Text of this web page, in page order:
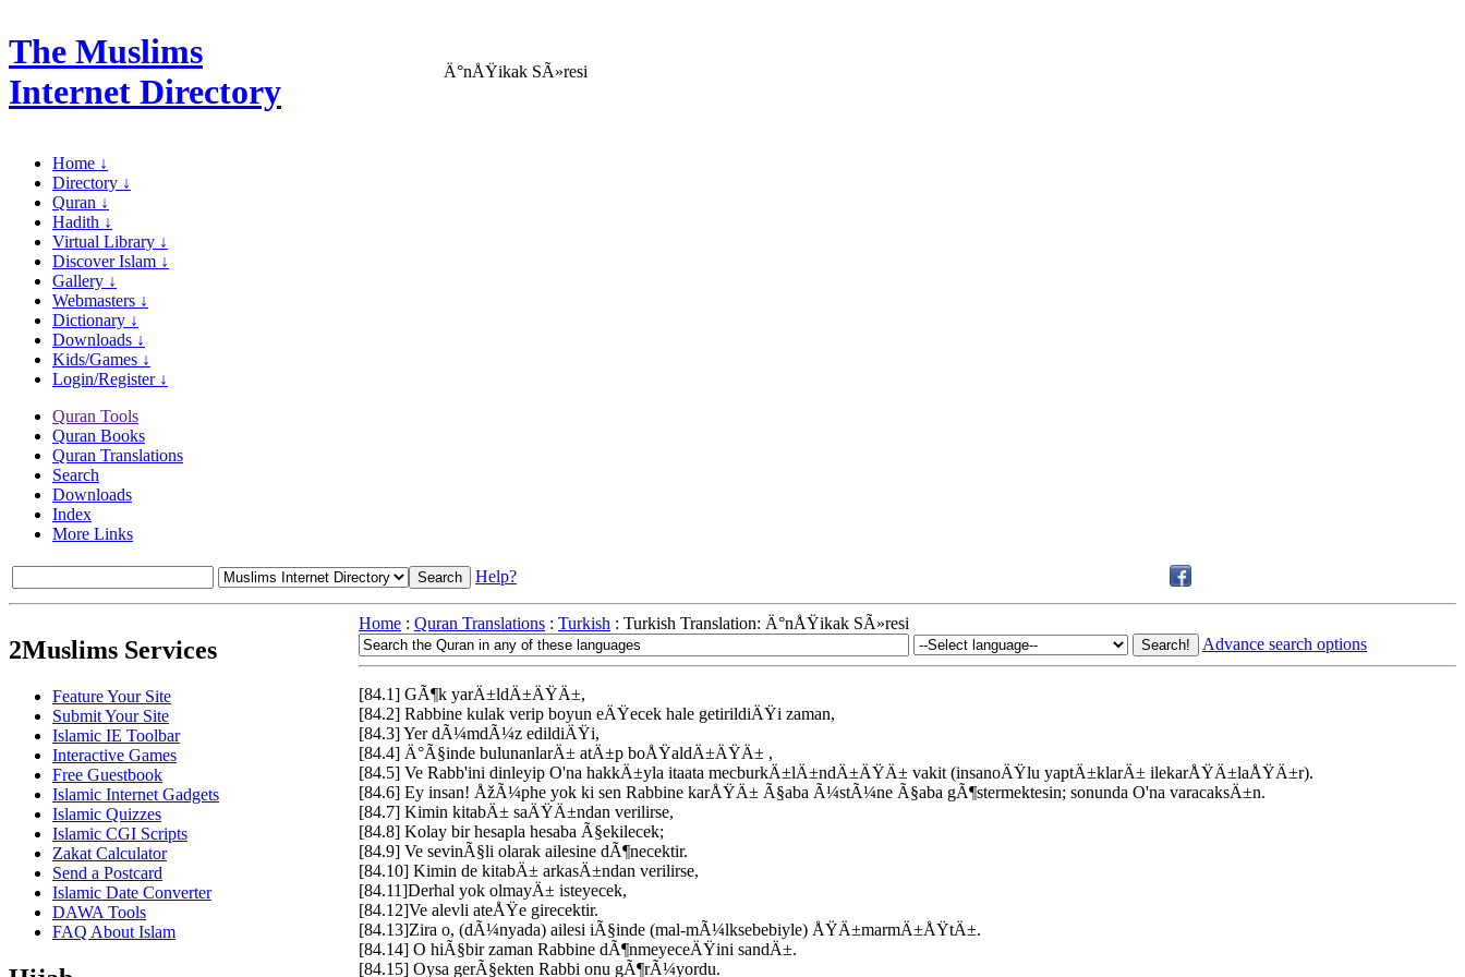
The Muslims
Internet Directory
Ä°nÅŸikak SÃ»resi
Home ↓
Directory ↓
Quran ↓
Hadith ↓
Virtual Library ↓
Discover Islam ↓
Gallery ↓
Webmasters ↓
Dictionary ↓
Downloads ↓
Kids/Games ↓
Login/Register ↓
Quran Tools
Quran Books
Quran Translations
Search
Downloads
Index
More Links
Help?
2Muslims Services
Feature Your Site
Submit Your Site
Islamic IE Toolbar
Interactive Games
Free Guestbook
Islamic Internet Gadgets
Islamic Quizzes
Islamic CGI Scripts
Zakat Calculator
Send a Postcard
Islamic Date Converter
DAWA Tools
FAQ About Islam
Home : Quran Translations : Turkish : Turkish Translation: Ä°nÅŸikak SÃ»resi
Advance search options
[84.1] GÃ¶k yarÄ±ldÄ±ÄŸÄ±,
[84.2] Rabbine kulak verip boyun eÄŸecek hale getirildiÄŸi zaman,
[84.3] Yer dÃ¼mdÃ¼z edildiÄŸi,
[84.4] Ä°Ã§inde bulunanlarÄ± atÄ±p boÅŸaldÄ±ÄŸÄ± ,
[84.5] Ve Rabb'ini dinleyip O'na hakkÄ±yla itaata mecburkÄ±lÄ±ndÄ±ÄŸÄ± vakit (insanoÄŸlu yaptÄ±klarÄ± ilekarÅŸÄ±laÅŸÄ±r).
[84.6] Ey insan! ÅžÃ¼phe yok ki sen Rabbine karÅŸÄ± Ã§aba Ã¼stÃ¼ne Ã§aba gÃ¶stermektesin; sonunda O'na varacaksÄ±n.
[84.7] Kimin kitabÄ± saÄŸÄ±ndan verilirse,
[84.8] Kolay bir hesapla hesaba Ã§ekilecek;
[84.9] Ve sevinÃ§li olarak ailesine dÃ¶necektir.
[84.10] Kimin de kitabÄ± arkasÄ±ndan verilirse,
[84.11]Derhal yok olmayÄ± isteyecek,
[84.12]Ve alevli ateÅŸe girecektir.
[84.13]Zira o, (dÃ¼nyada) ailesi iÃ§inde (mal-mÃ¼lksebebiyle) ÅŸÄ±marmÄ±ÅŸtÄ±.
[84.14] O hiÃ§bir zaman Rabbine dÃ¶nmeyeceÄŸini sandÄ±.
[84.15] Oysa gerÃ§ekten Rabbi onu gÃ¶rÃ¼yordu.